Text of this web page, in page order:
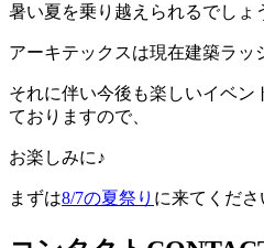
暑い夏を乗り越えられるでしょ
アーキテックスは現在建築ラッ
それに伴い今後も楽しいイベン
ておりますので、
お楽しみに♪
まずは8/7の夏祭り に来てくださ